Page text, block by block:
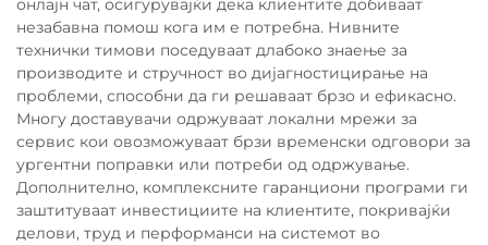
онлајн чат, осигурувајќи дека клиентите добиваат
незабавна помош кога им е потребна. Нивните
технички тимови поседуваат длабоко знаење за
производите и стручност во дијагностицирање на
проблеми, способни да ги решаваат брзо и ефикасно.
Многу доставувачи одржуваат локални мрежи за
сервис кои овозможуваат брзи временски одговори за
ургентни поправки или потреби од одржување.
Дополнително, комплексните гаранциони програми ги
заштитуваат инвестициите на клиентите, покривајќи
делови, труд и перформанси на системот во